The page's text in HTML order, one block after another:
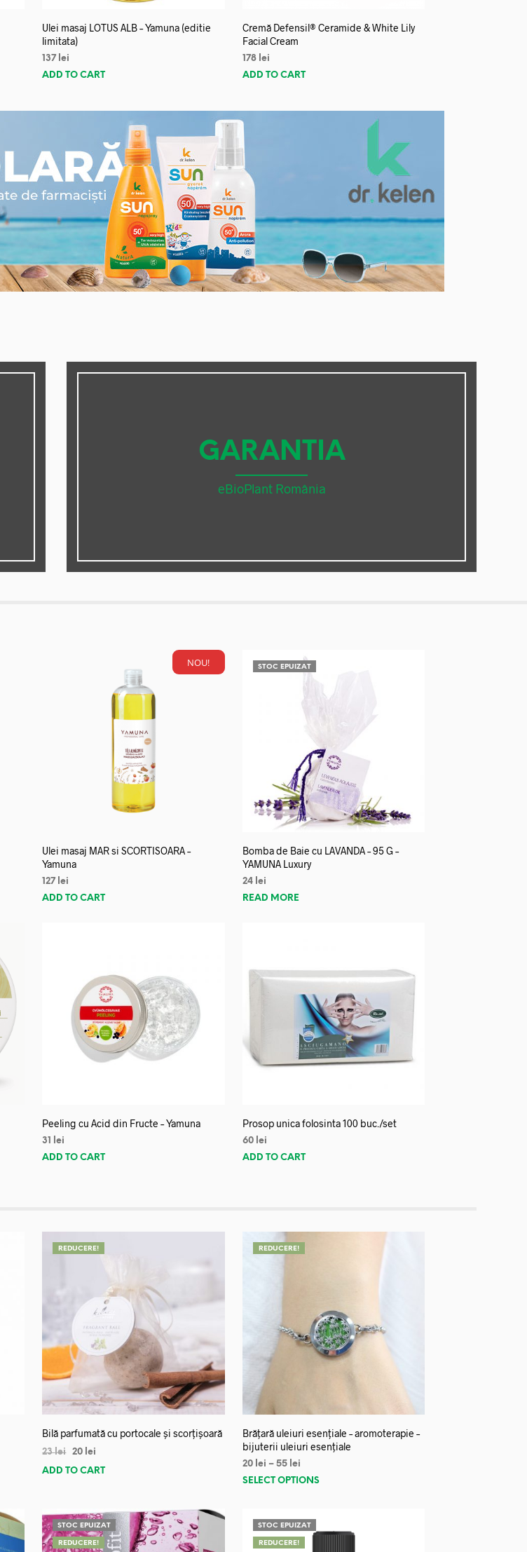
Ulei masaj LOTUS ALB – Yamuna (editie
limitata)
137 lei
ADD TO CART
Cremă Defensil® Ceramide & White Lily
Facial Cream
178 lei
ADD TO CART
GARANTIA
eBioPlant România
NOU!
Ulei masaj MAR si SCORTISOARA –
Yamuna
127 lei
ADD TO CART
STOC EPUIZAT
Bomba de Baie cu LAVANDA – 95 G –
YAMUNA Luxury
24 lei
READ MORE
Peeling cu Acid din Fructe – Yamuna
31
lei
ADD TO CART
Prosop unica folosinta 100 buc./set
60 lei
ADD TO CART
REDUCERE!
Bilă parfumată cu portocale și scorțișoară
23lei 20 lei
ADD TO CART
REDUCERE!
Brățară uleiuri esențiale – aromoterapie –
bijuterii uleiuri esențiale
20 lei – 55 lei
SELECT OPTIONS
STOC EPUIZAT
REDUCERE!
STOC EPUIZAT
REDUCERE!